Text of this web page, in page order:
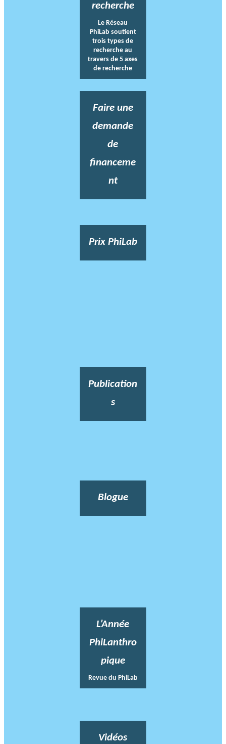
recherche
Le Réseau
PhiLab soutient
trois types de
recherche au
travers de 5 axes
de recherche
Faire une
demande
de
financeme
nt
Prix PhiLab
Publication
s
Blogue
L’Année
PhiLanthro
pique
Revue du PhiLab
Vidéos